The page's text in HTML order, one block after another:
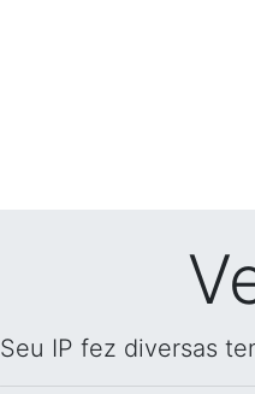
Seu IP fez diversas